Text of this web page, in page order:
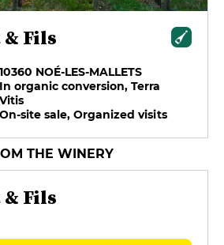
Fils
10360 NOÉ-LES-MALLETS
In organic conversion, Terra
Vitis
On-site sale, Organized visits
THE WINERY
Fils